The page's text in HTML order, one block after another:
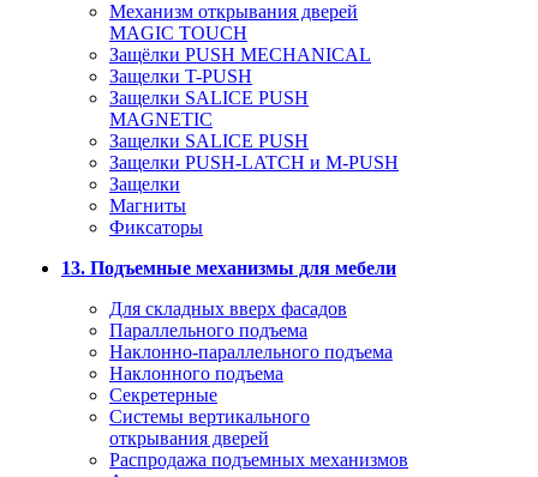
Механизм открывания дверей
MAGIC TOUCH
Защёлки PUSH MECHANICAL
Защелки T-PUSH
Защелки SALICE PUSH
MAGNETIC
Защелки SALICE PUSH
Защелки PUSH-LATCH и M-PUSH
Защелки
Магниты
Фиксаторы
13. Подъемные механизмы для мебели
Для складных вверх фасадов
Параллельного подъема
Наклонно-параллельного подъема
Наклонного подъема
Секретерные
Системы вертикального
открывания дверей
Распродажа подъемных механизмов